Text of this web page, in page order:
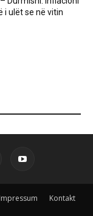
i ulët se në vitin
Impressum Kontakt